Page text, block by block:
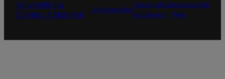
Université du
Québec à Montréal
Confidentialité
Personnaliser
les témoins
Accessibilité
Web